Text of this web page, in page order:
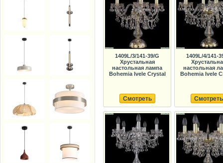
1409L/3/141-39/G
Хрустальная
настольная лампа
Bohemia Ivele Crystal
Смотреть
1409L/4/141-
настольная
Bohemia Ivele
Смотреть